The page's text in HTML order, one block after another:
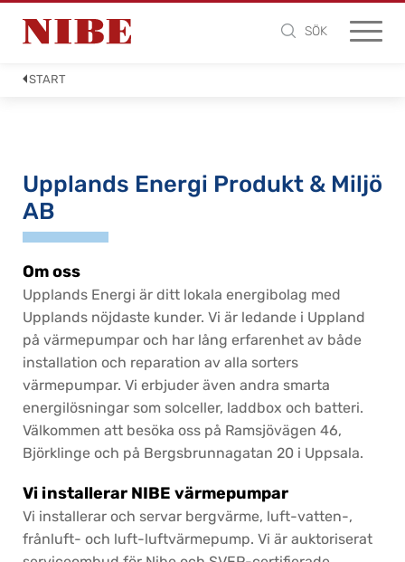
SÖK
START
Upplands Energi Produkt & Miljö
AB
Om oss
Upplands Energi är ditt lokala energibolag med
Upplands nöjdaste kunder. Vi är ledande i Uppland
på värmepumpar och har lång erfarenhet av både
installation och reparation av alla sorters
värmepumpar. Vi erbjuder även andra smarta
energilösningar som solceller, laddbox och batteri.
Välkommen att besöka oss på Ramsjövägen 46,
Björklinge och på Bergsbrunnagatan 20 i Uppsala.
Vi installerar NIBE värmepumpar
Vi installerar och servar bergvärme, luft-vatten-,
frånluft- och luft-luftvärmepump. Vi är auktoriserat